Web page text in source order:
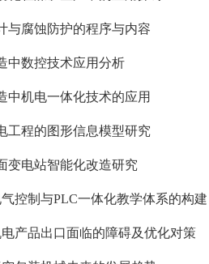
腐蚀防护的程序与内容
数控技术应用分析
机电一体化技术的应用
程的图形信息模型研究
电站智能化改造研究
制与PLC一体化教学体系的构建
品出口面临的障碍及优化对策